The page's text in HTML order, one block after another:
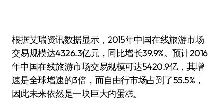
根据艾瑞资讯数据显示，2015年中国在线旅游市场
交易规模达4326.3亿元，同比增长39.9%。预计2016
年中国在线旅游市场交易规模可达5420.9亿，其增
速是全球增速的3倍，而自由行市场占到了55.5%，
因此未来依然是一块巨大的蛋糕。